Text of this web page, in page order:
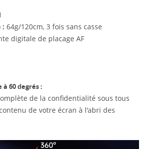
: 64g/120cm, 3 fois sans casse
digitale de placage AF
60 degrés :
de la confidentialité sous tous
de votre écran à l'abri des